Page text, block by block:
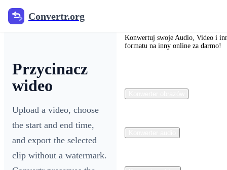
Convertr.org
Przycinacz
wideo
Upload a video, choose
the start and end time,
and export the selected
clip without a watermark.
Konwertuj swoje Audio, Video i
formatu na inny online za darmo!